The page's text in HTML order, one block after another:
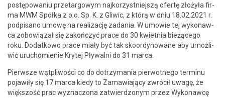
postępowa­niu prze­tar­gowym najko­rzyst­niejszą ofer­tę złożyła fir­
ma MWM Spół­ka z o.o. Sp. K. z Gli­wic, z którą w dniu 18.02.2021 r.
pod­pisano umowę na real­iza­cję zada­nia. W umowie tej wykon­aw­
ca zobow­iązał się zakończyć prace do 30 kwiet­nia bieżącego
roku. Dodatkowo prace miały być tak sko­or­dynowane aby umożli­
wić uru­chomie­nie Kry­tej Pły­wal­ni do 31 marca.
Pier­wsze wąt­pli­woś­ci co do dotrzy­ma­nia pier­wot­nego ter­minu
pojaw­iły się 17 mar­ca kiedy to Zamaw­ia­ją­cy zwró­cił uwagę, że
więk­szość prac wyz­nac­zona zatwierd­zonym przez Wykon­aw­cę